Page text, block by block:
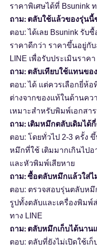
ราคาพิเศษได้ที่ Bsunink
ถาม: ตลับใช้แล้วของรุ่นนี้
ตอบ: ได้เลย Bsunink รั
ราคาดีกว่า ราคาขึ้นอยู่กั
LINE เพื่อรับประเมินราคา
ถาม: ตลับเทียบใช้แทนขอ
ตอบ: ได้ แต่ควรเลือกยี่ห้
ต่างจากของแท้ในด้านค
เหมาะสำหรับพิมพ์เอกสา
ถาม: เติมหมึกตลับเดิมได้
ตอบ: โดยทั่วไป 2-3 ครั้
หมึกที่ใช้ เติมมากเกินไป
และหัวพิมพ์เสียหาย
ถาม: ซื้อตลับหมึกแล้วใส่ไ
ตอบ: ตรวจสอบรุ่นตลับห
รูปทั้งตลับและเครื่องพิมพ์
ทาง LINE
ถาม: ตลับหมึกเก็บได้นาน
ตอบ: ตลับที่ยังไม่เปิดใช้เ